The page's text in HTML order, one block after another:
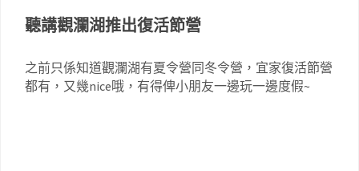
聽講觀瀾湖推出復活節營
之前只係知道觀瀾湖有夏令營同冬令營，宜家復活節營
都有，又幾nice哦，有得俾小朋友一邊玩一邊度假~